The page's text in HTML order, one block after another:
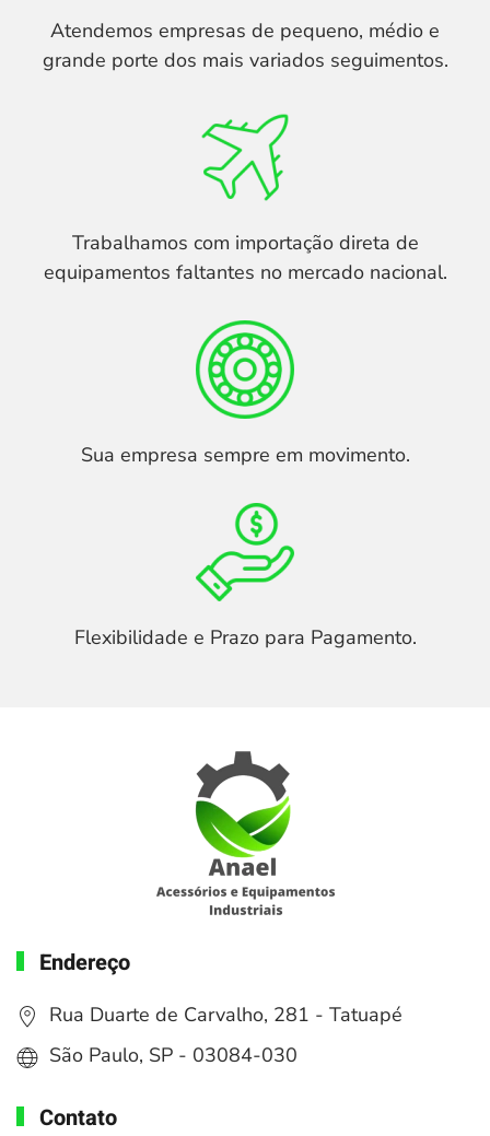
Atendemos empresas de pequeno, médio e
grande porte dos mais variados seguimentos.
Trabalhamos com importação direta de
equipamentos faltantes no mercado nacional.
Sua empresa sempre em movimento.
Flexibilidade e Prazo para Pagamento.
Endereço
Rua Duarte de Carvalho, 281 - Tatuapé
São Paulo, SP - 03084-030
Contato